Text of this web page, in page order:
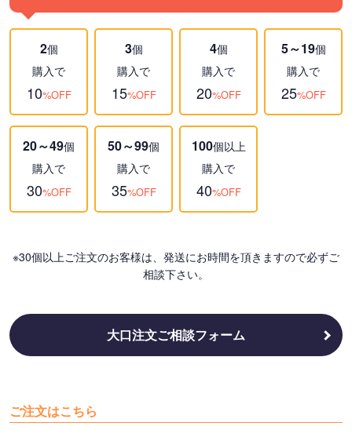
2個
購入で
10%OFF
3個
購入で
15%OFF
4個
購入で
20%OFF
5～19個
購入で
25%OFF
20～49個
購入で
30%OFF
50～99個
購入で
35%OFF
100個以上
購入で
40%OFF
※30個以上ご注文のお客様は、発送にお時間を頂きますので必ずご
相談下さい。
大口注文ご相談フォーム
ご注文はこちら